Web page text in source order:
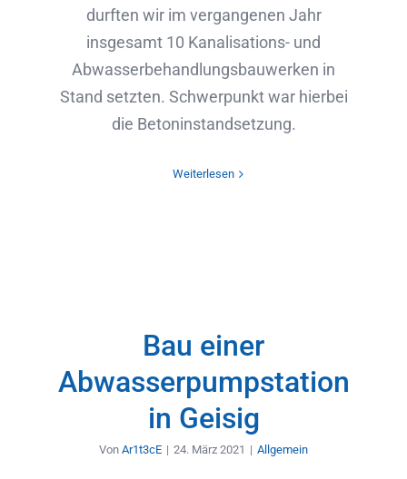
durften wir im vergangenen Jahr
insgesamt 10 Kanalisations- und
Abwasserbehandlungsbauwerken in
Stand setzten. Schwerpunkt war hierbei
die Betoninstandsetzung.
Weiterlesen
Bau einer
Abwasserpumpstation
in Geisig
Von Ar1t3cE | 24. März 2021 | Allgemein